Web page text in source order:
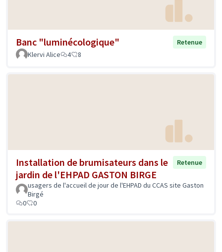
Banc "luminécologique"
Retenue
Klervi Alice
4 8
Installation de brumisateurs dans le
jardin de l'EHPAD GASTON BIRGE
Retenue
usagers de l'accueil de jour de l'EHPAD du CCAS site Gaston
Birgé
0
0